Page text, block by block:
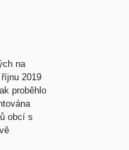
na
2019
proběhlo
obcí s